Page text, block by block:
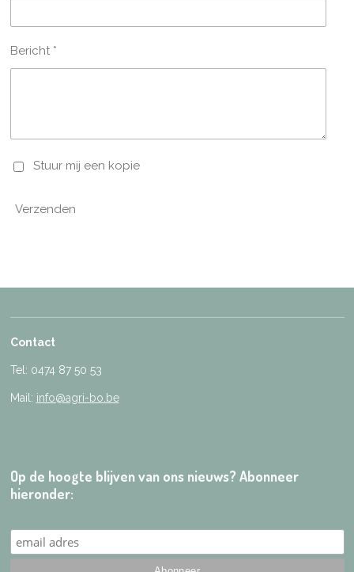
Bericht *
Stuur mij een kopie
Verzenden
Contact
Tel: 0474 87 50 53
Mail: info@agri-bo.be
Op de hoogte blijven van ons nieuws? Abonneer
hieronder: